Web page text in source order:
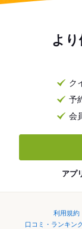
よ
ク
予
会
アプ
利用規約
口コミ・ランキン